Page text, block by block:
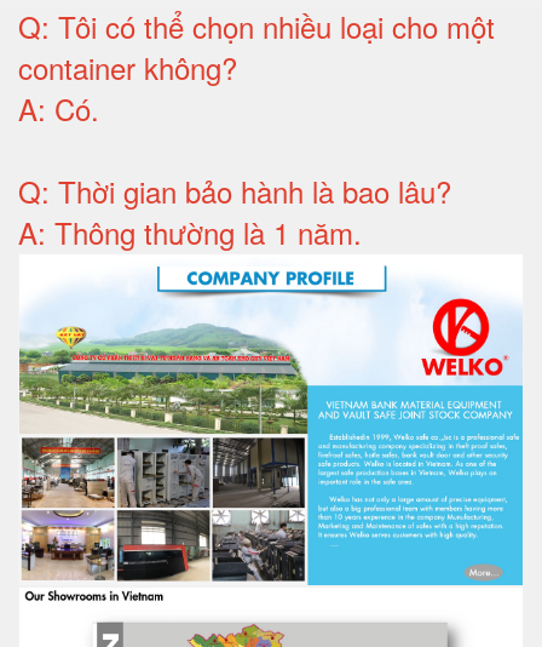
Q: Tôi có thể chọn nhiều loại cho một
container không?
A: Có.
Q: Thời gian bảo hành là bao lâu?
A: Thông thường là 1 năm.